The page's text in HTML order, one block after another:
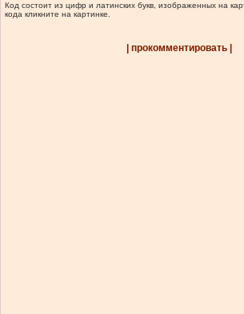
Код состоит из цифр и латинских букв, изображенных на
кода кликните на картинке.
| прокомментировать |